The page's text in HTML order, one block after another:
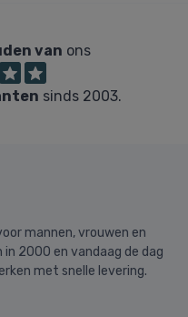
van ons
sinds 2003.
mannen, vrouwen en
in 2000 en vandaag de dag
met snelle levering.